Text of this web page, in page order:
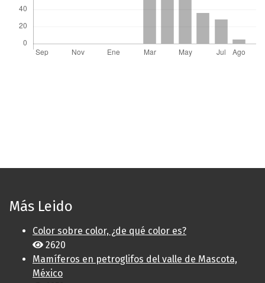
Más Leido
Color sobre color, ¿de qué color es?
2620
Mamíferos en petroglifos del valle de Mascota,
México